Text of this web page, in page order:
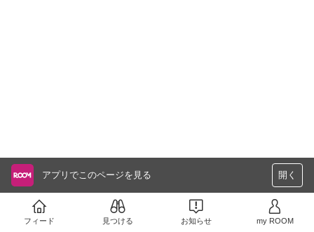
アプリでこのページを見る 開く
フィード 見つける お知らせ my ROOM